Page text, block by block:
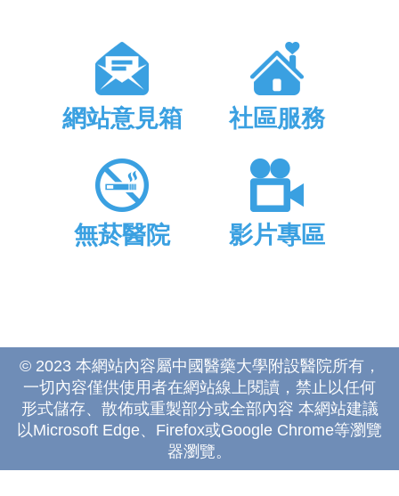
網站意見箱 社區服務
無菸醫院 影片專區
© 2023 本網站內容屬中國醫藥大學附設醫院所有，
一切內容僅供使用者在網站線上閱讀，禁止以任何
形式儲存、散佈或重製部分或全部內容 本網站建議
以Microsoft Edge、Firefox或Google Chrome等瀏覽
器瀏覽。